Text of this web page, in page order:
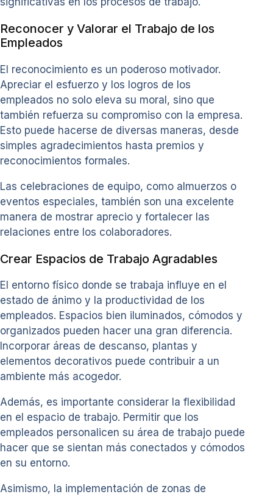
Reconocer y Valorar el Trabajo de los
Empleados
El reconocimiento es un poderoso motivador.
Apreciar el esfuerzo y los logros de los
empleados no solo eleva su moral, sino que
también refuerza su compromiso con la empresa.
Esto puede hacerse de diversas maneras, desde
simples agradecimientos hasta premios y
reconocimientos formales.
Las celebraciones de equipo, como almuerzos o
eventos especiales, también son una excelente
manera de mostrar aprecio y fortalecer las
relaciones entre los colaboradores.
Crear Espacios de Trabajo Agradables
El entorno físico donde se trabaja influye en el
estado de ánimo y la productividad de los
empleados. Espacios bien iluminados, cómodos y
organizados pueden hacer una gran diferencia.
Incorporar áreas de descanso, plantas y
elementos decorativos puede contribuir a un
ambiente más acogedor.
Además, es importante considerar la flexibilidad
en el espacio de trabajo. Permitir que los
empleados personalicen su área de trabajo puede
hacer que se sientan más conectados y cómodos
en su entorno.
Asimismo, la implementación de zonas de